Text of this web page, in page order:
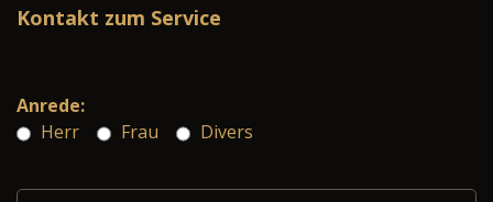
Kontakt zum Service
Anrede:
Herr
Frau Divers